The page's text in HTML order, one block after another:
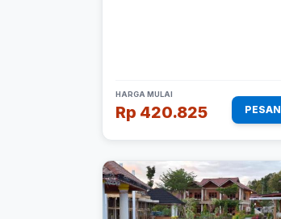
HARGA MULAI
Rp 420.825 PESAN